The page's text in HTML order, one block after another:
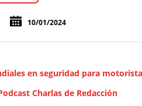
10/01/2024
en seguridad para
Charlas de Redacción